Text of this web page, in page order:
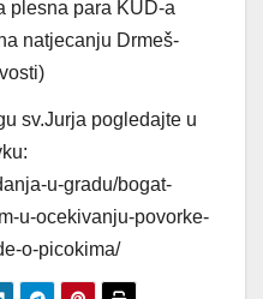
plesna para KUD-a
natjecanju Drmeš-
sv.Jurja pogledajte u
u-gradu/bogat-
u-ocekivanju-povorke-
o-picokima/